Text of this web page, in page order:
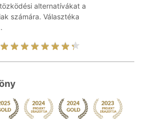
alternatívákat a
számára. Választéka